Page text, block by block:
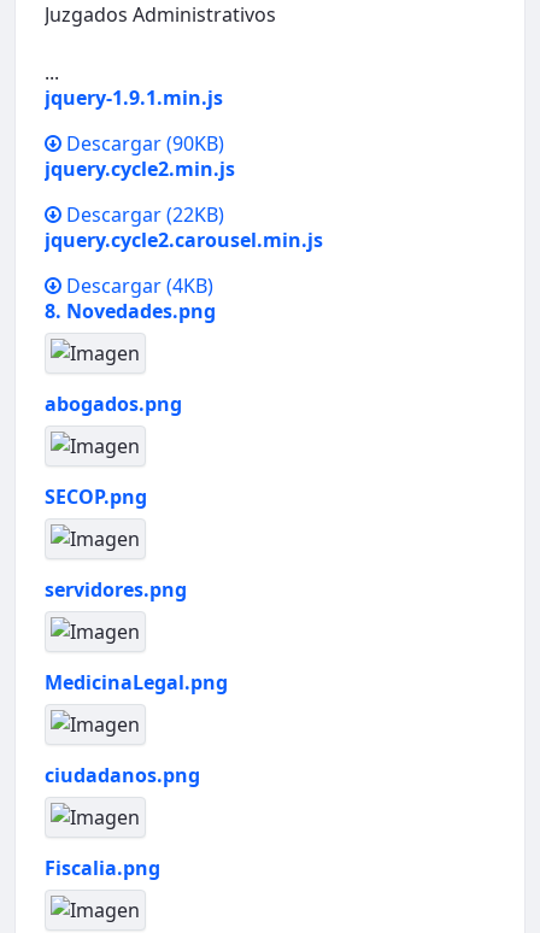
Juzgados Administrativos
...
jquery-1.9.1.min.js
Descargar(90KB)
jquery.cycle2.min.js
Descargar(22KB)
jquery.cycle2.carousel.min.js
Descargar(4KB)
8. Novedades.png
abogados.png
SECOP.png
servidores.png
MedicinaLegal.png
ciudadanos.png
Fiscalia.png